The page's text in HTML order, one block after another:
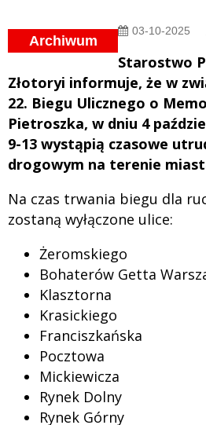
Archiwum
03-10-2025
Starostwo
Złotoryi informuje, że w
22. Biegu Ulicznego o
Pietroszka, w dniu 4
9-13 wystąpią czasowe
drogowym na terenie
Na czas trwania biegu dla
zostaną wyłączone ulice:
Żeromskiego
Bohaterów Getta
Klasztorna
Krasickiego
Franciszkańska
Pocztowa
Mickiewicza
Rynek Dolny
Rynek Górny